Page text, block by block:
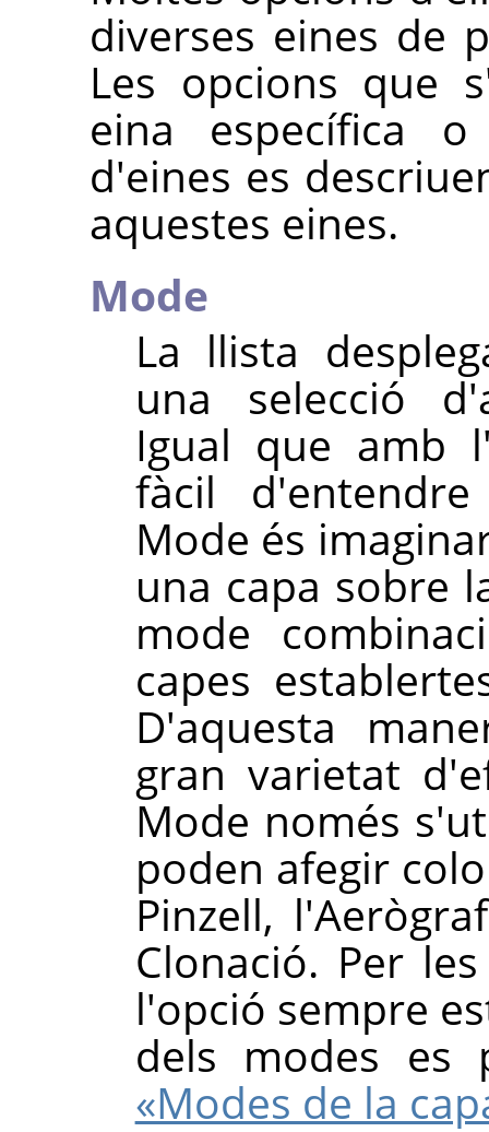
diverses eines de
Les opcions que
eina específica
d'eines es
aquestes eines.
Mode
La llista
una selecció
Igual que amb
fàcil
Mode és
una capa sobre
mode
capes
D'aquesta
gran varietat
Mode només
poden afegir
Pinzell,
Clonació. Per
l'opció sempre
dels modes
«Modes de la